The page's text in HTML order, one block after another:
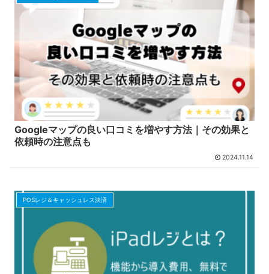
Googleマップの良い口コミを増やす方法｜その効果と
依頼時の注意点も
2024.11.14
POSレジ＆キャッシュレス決済